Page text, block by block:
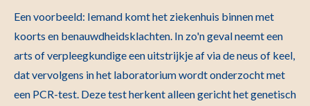
Een voorbeeld: Iemand komt het ziekenhuis binnen met
koorts en benauwdheidsklachten. In zo'n geval neemt een
arts of verpleegkundige een uitstrijkje af via de neus of keel,
dat vervolgens in het laboratorium wordt onderzocht met
een PCR-test. Deze test herkent alleen gericht het genetisch